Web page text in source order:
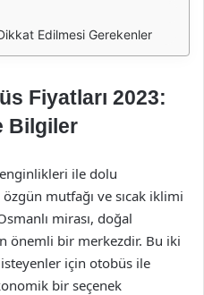
Edilmesi Gerekenler
Fiyatları 2023:
Bilgiler
ile dolu
mutfağı ve sıcak iklimi
mirası, doğal
önemli bir merkezdir. Bu iki
için otobüs ile
bir seçenek